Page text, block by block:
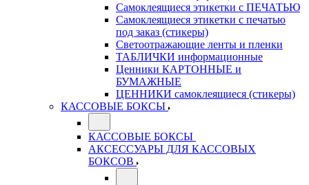
Самоклеящиеся этикетки с ПЕЧАТЬЮ
Самоклеящиеся этикетки с печатью
под заказ (стикеры)
Светоотражающие ленты и пленки
ТАБЛИЧКИ информационные
Ценники КАРТОННЫЕ и
БУМАЖНЫЕ
ЦЕННИКИ самоклеящиеся (стикеры)
КАССОВЫЕ БОКСЫ
КАССОВЫЕ БОКСЫ
АКСЕССУАРЫ ДЛЯ КАССОВЫХ
БОКСОВ